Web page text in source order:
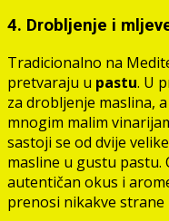
4. Drobljenje i
Tradicionalno na
pretvaraju u pastu. U
za drobljenje maslina,
mnogim malim
sastoji se od dvije
masline u gustu pastu.
autentičan okus i
prenosi nikakve strane